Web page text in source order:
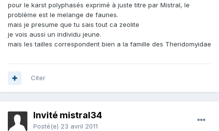
pour le karst polyphasés exprimé à juste titre par Mistral, le
problème est le melange de faunes.
mais je presume que tu sais tout ca zeolite
je vois aussi un individu jeune.
mais les tailles correspondent bien a la famille des Theridomyidae
Citer
Invité mistral34
Posté(e) 23 avril 2011